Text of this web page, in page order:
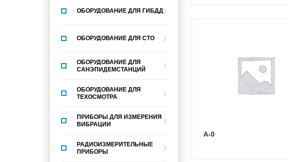
ОБОРУДОВАНИЕ ДЛЯ ГИБДД
ОБОРУДОВАНИЕ ДЛЯ СТО
ОБОРУДОВАНИЕ ДЛЯ
САНЭПИДЕМСТАНЦИЙ
ОБОРУДОВАНИЕ ДЛЯ
ТЕХОСМОТРА
ПРИБОРЫ ДЛЯ ИЗМЕРЕНИЯ
ВИБРАЦИИ
РАДИОИЗМЕРИТЕЛЬНЫЕ
ПРИБОРЫ
А-0